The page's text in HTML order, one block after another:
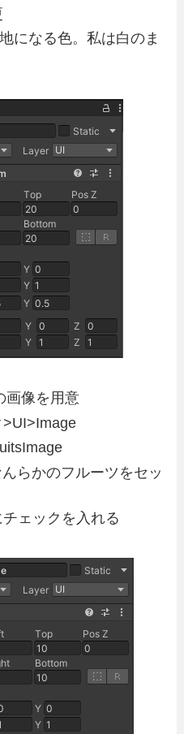
になる色。私は白のま
画像を用意
らかのフルーツをセッ
ェックを入れる